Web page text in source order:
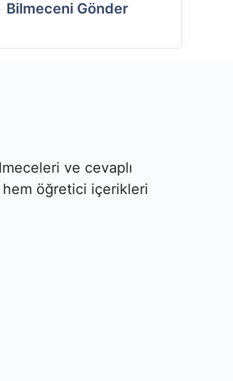
Bilmeceni Gönder
ve cevaplı
öğretici içerikleri